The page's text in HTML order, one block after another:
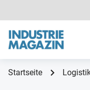
Startseite